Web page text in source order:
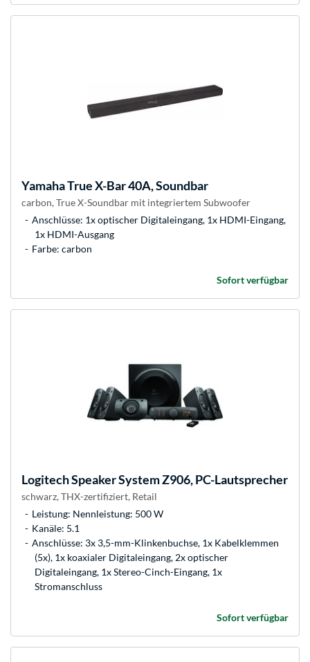
YamahaTrue X-Bar 40A, Soundbar
carbon, True X-Soundbar mit integriertem Subwoofer
Anschlüsse: 1x optischer Digitaleingang, 1x HDMI-Eingang,
1x HDMI-Ausgang
Farbe: carbon
Sofort verfügbar
LogitechSpeaker System Z906, PC-Lautsprecher
schwarz, THX-zertifiziert, Retail
Leistung: Nennleistung: 500 W
Kanäle: 5.1
Anschlüsse: 3x 3,5-mm-Klinkenbuchse, 1x Kabelklemmen
(5x), 1x koaxialer Digitaleingang, 2x optischer
Digitaleingang, 1x Stereo-Cinch-Eingang, 1x
Stromanschluss
Sofort verfügbar